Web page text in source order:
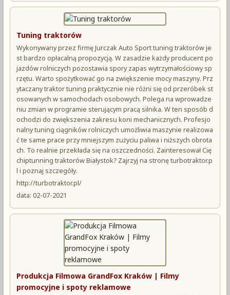
Tuning traktorów
Wykonywany przez firmę Jurczak Auto Sport tuning traktorów je
st bardzo opłacalną propozycją. W zasadzie każdy producent po
jazdów rolniczych pozostawia spory zapas wytrzymałościowy sp
rzętu. Warto spożytkować go na zwiększenie mocy maszyny. Prz
ytaczany traktor tuning praktycznie nie różni się od przeróbek st
osowanych w samochodach osobowych. Polega na wprowadze
niu zmian w programie sterującym pracą silnika. W ten sposób d
ochodzi do zwiększenia zakresu koni mechanicznych. Profesjo
nalny tuning ciągników rolniczych umożliwia maszynie realizowa
ć te same prace przy mniejszym zużyciu paliwa i niższych obrota
ch. To realnie przekłada się na oszczedności. Zainteresował Cię
chiptunning traktorów Białystok? Zajrzyj na stronę turbotraktor.p
l i poznaj szczegóły.
http://turbotraktor.pl/
data: 02-07-2021
Produkcja Filmowa GrandFox Kraków | Filmy
promocyjne i spoty reklamowe